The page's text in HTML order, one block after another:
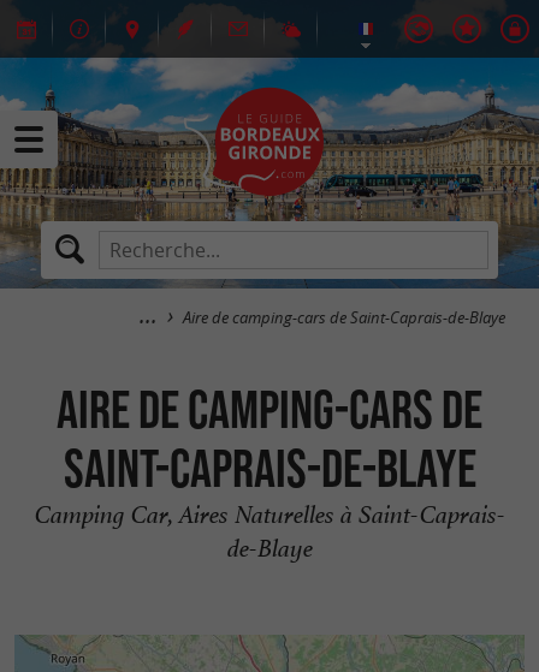
Aire de camping-cars de Saint-Caprais-de-Blaye
Aire de camping-cars de
Saint-Caprais-de-Blaye
Camping Car, Aires Naturelles à Saint-Caprais-
de-Blaye